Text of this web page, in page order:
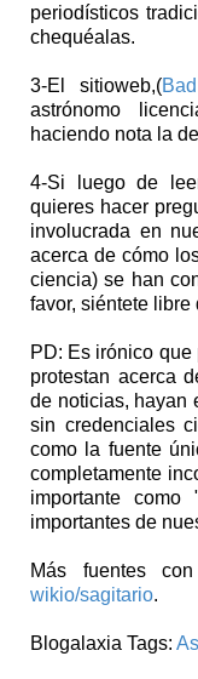
periodísticos
chequéalas.
3-El sitioweb,(
astrónomo
haciendo nota la
4-Si luego de
quieres hacer
involucrada en
acerca de cómo
ciencia) se han
favor, siéntete
PD: Es irónico
protestan acerca
de noticias, hayan
sin credenciales
como la fuente
completamente
importante como
importantes de
Más fuentes
wikio/sagitario.
Blogalaxia Tags: